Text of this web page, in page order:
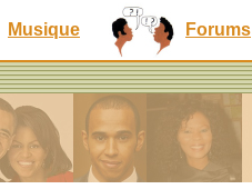
Musique Forums